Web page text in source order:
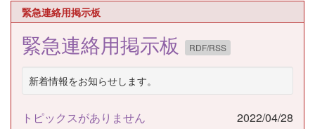
緊急連絡用掲示板
緊急連絡用掲示板 RDF/RSS
新着情報をお知らせします。
トピックスがありません 2022/04/28